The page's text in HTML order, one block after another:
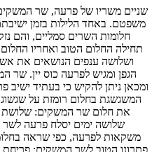
שניים משריו של פרעה, שר
משפטם. באחד הלילות בזמן
חלומות השרים סמליים, והם
תחילה החלום הטוב ואחריו
ושלושה ענפים הנושאים את
הגפן ומגיש לפרעה כוס יין.
ומכאן ניתן להקיש כי בעתיד
המשגשגת בחלום רומזת על
את חלום שר המשקים: שלושת
שלושה ימים יסלח פרעה לשר
משקאות לפרעה, כפי שראה
פתרונו הטוב לשר המשקים: